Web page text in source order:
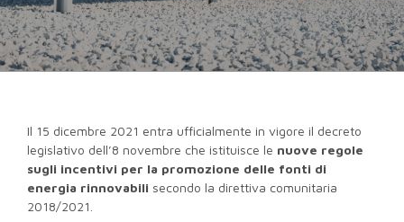
Il 15 dicembre 2021 entra ufficialmente in vigore il decreto
legislativo dell’8 novembre che istituisce le nuove regole
sugli incentivi per la promozione delle fonti di
energia rinnovabili secondo la direttiva comunitaria
2018/2021.